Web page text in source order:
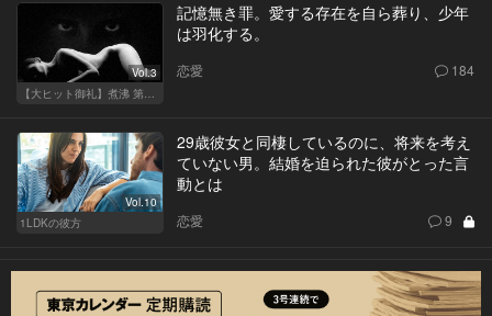
Vol.3
【大ヒット御礼】煮沸 第二章
記憶無き罪。愛する存在を自ら葬り、少年
は羽化する。
恋愛 184
Vol.10
1LDKの彼方
29歳彼女と同棲しているのに、将来を考え
ていない男。結婚を迫られた彼がとった言
動とは
恋愛 9